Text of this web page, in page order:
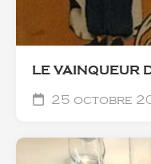
LE VAINQUEUR
25 octobre